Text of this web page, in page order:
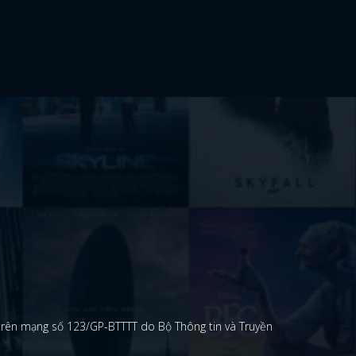
mạng số 123/GP-BTTTT do Bộ Thông tin và Truyền